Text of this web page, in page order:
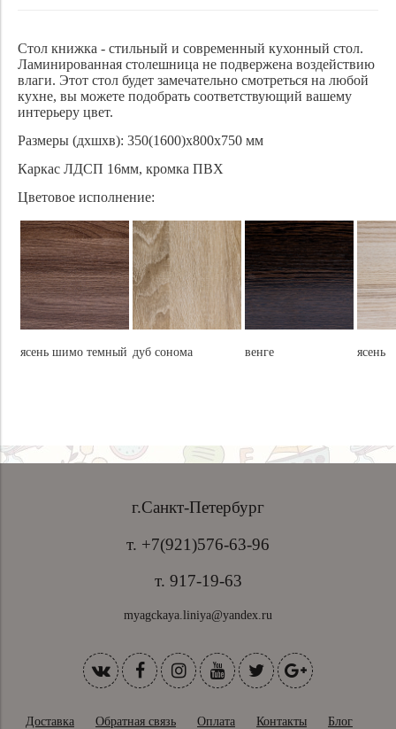
Стол книжка - стильный и современный кухонный стол.
Ламинированная столешница не подвержена воздействию
влаги. Этот стол будет замечательно смотреться на любой
кухне, вы можете подобрать соответствующий вашему
интерьеру цвет.
Размеры (дхшхв): 350(1600)х800х750 мм
Каркас ЛДСП 16мм, кромка ПВХ
Цветовое исполнение:
ясень шимо темный дуб сонома венге ясень
г.Санкт-Петербург
т. +7(921)576-63-96
т. 917-19-63
myagckaya.liniya@yandex.ru
Доставка Обратная связь Оплата Контакты Блог